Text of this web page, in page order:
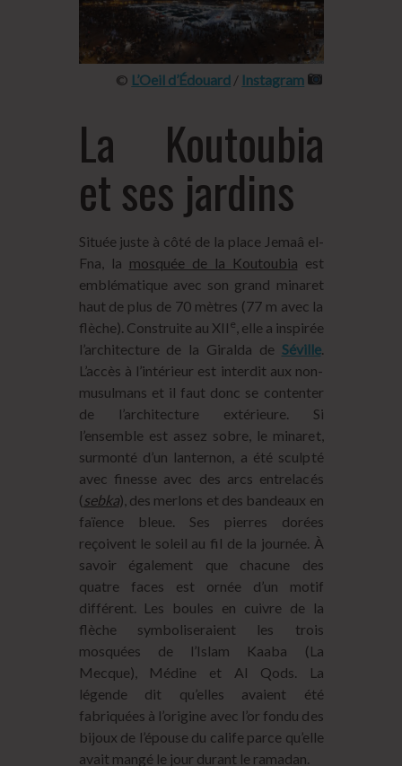
© L’Oeil d’Édouard / Instagram
La Koutoubia
et ses jardins
Située juste à côté de la place Jemaâ el-
Fna, la mosquée de la Koutoubia est
emblématique avec son grand minaret
haut de plus de 70 mètres (77 m avec la
flèche). Construite au XII e , elle a inspirée
l’architecture de la Giralda de Séville.
L’accès à l’intérieur est interdit aux non-
musulmans et il faut donc se contenter
de l’architecture extérieure. Si
l’ensemble est assez sobre, le minaret,
surmonté d’un lanternon, a été sculpté
avec finesse avec des arcs entrelacés
(sebka), des merlons et des bandeaux en
faïence bleue. Ses pierres dorées
reçoivent le soleil au fil de la journée. À
savoir également que chacune des
quatre faces est ornée d’un motif
différent. Les boules en cuivre de la
flèche symboliseraient les trois
mosquées de l’Islam Kaaba (La
Mecque), Médine et Al Qods. La
légende dit qu’elles avaient été
fabriquées à l’origine avec l’or fondu des
bijoux de l’épouse du calife parce qu’elle
avait mangé le jour durant le ramadan.